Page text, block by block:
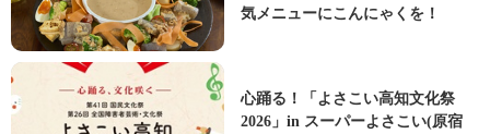
気メニューにこんにゃくを！
心踊る！「よさこい高知文化祭
2026」in スーパーよさこい(原宿